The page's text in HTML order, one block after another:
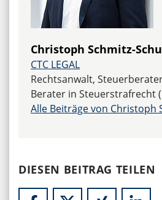
Christoph Schmitz-
CTC LEGAL
Rechtsanwalt,
Berater in Steuerstrafrecht
Alle Beiträge von Christoph
DIESEN BEITRAG TEILEN